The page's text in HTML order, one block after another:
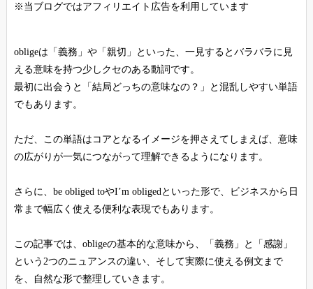
※当ブログではアフィリエイト広告を利用しています
obligeは「義務」や「親切」といった、一見するとバラバラに見
える意味を持つ少しクセのある動詞です。
最初に出会うと「結局どっちの意味なの？」と混乱しやすい単語
でもあります。
ただ、この単語はコアとなるイメージを押さえてしまえば、意味
の広がりが一気につながって理解できるようになります。
さらに、be obliged toやI’m obligedといった形で、ビジネスから日
常まで幅広く使える便利な表現でもあります。
この記事では、obligeの基本的な意味から、「義務」と「感謝」
という2つのニュアンスの違い、そして実際に使える例文まで
を、自然な形で整理していきます。